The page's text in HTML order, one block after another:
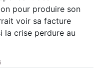
pour produire son
voir sa facture
la crise perdure au